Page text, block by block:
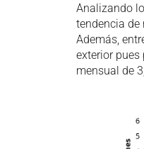
Analizando
tendencia de
Además,
exterior
mensual de